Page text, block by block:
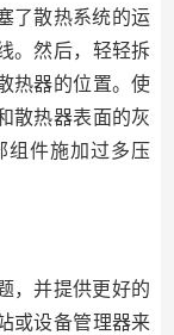
了散热系统的运
。然后，轻轻拆
热器的位置。使
散热器表面的灰
组件施加过多压
，并提供更好的
或设备管理器来